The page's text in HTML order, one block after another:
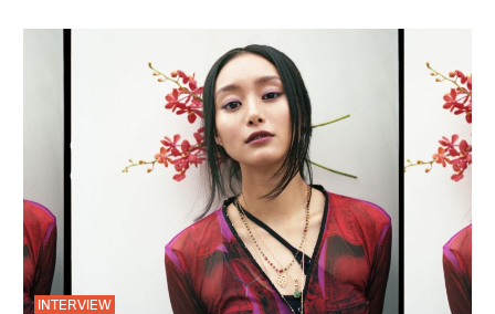
INTERVIEW